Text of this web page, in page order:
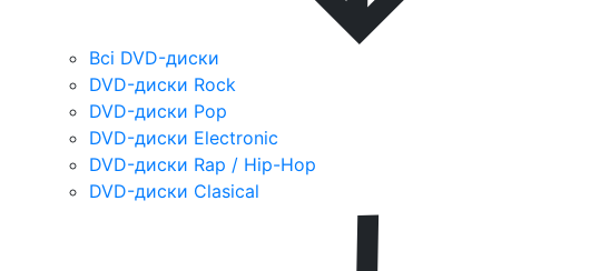
Всі DVD-диски
DVD-диски Rock
DVD-диски Pop
DVD-диски Electronic
DVD-диски Rap / Hip-Hop
DVD-диски Clasical